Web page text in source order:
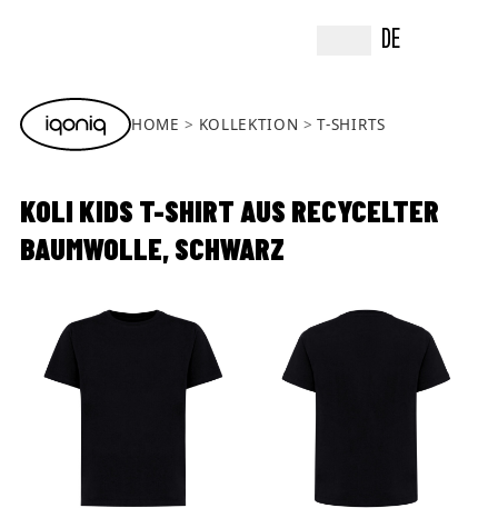
DE
HOME KOLLEKTION T-SHIRTS
KOLI KIDS T-SHIRT AUS RECYCELTER
BAUMWOLLE, SCHWARZ